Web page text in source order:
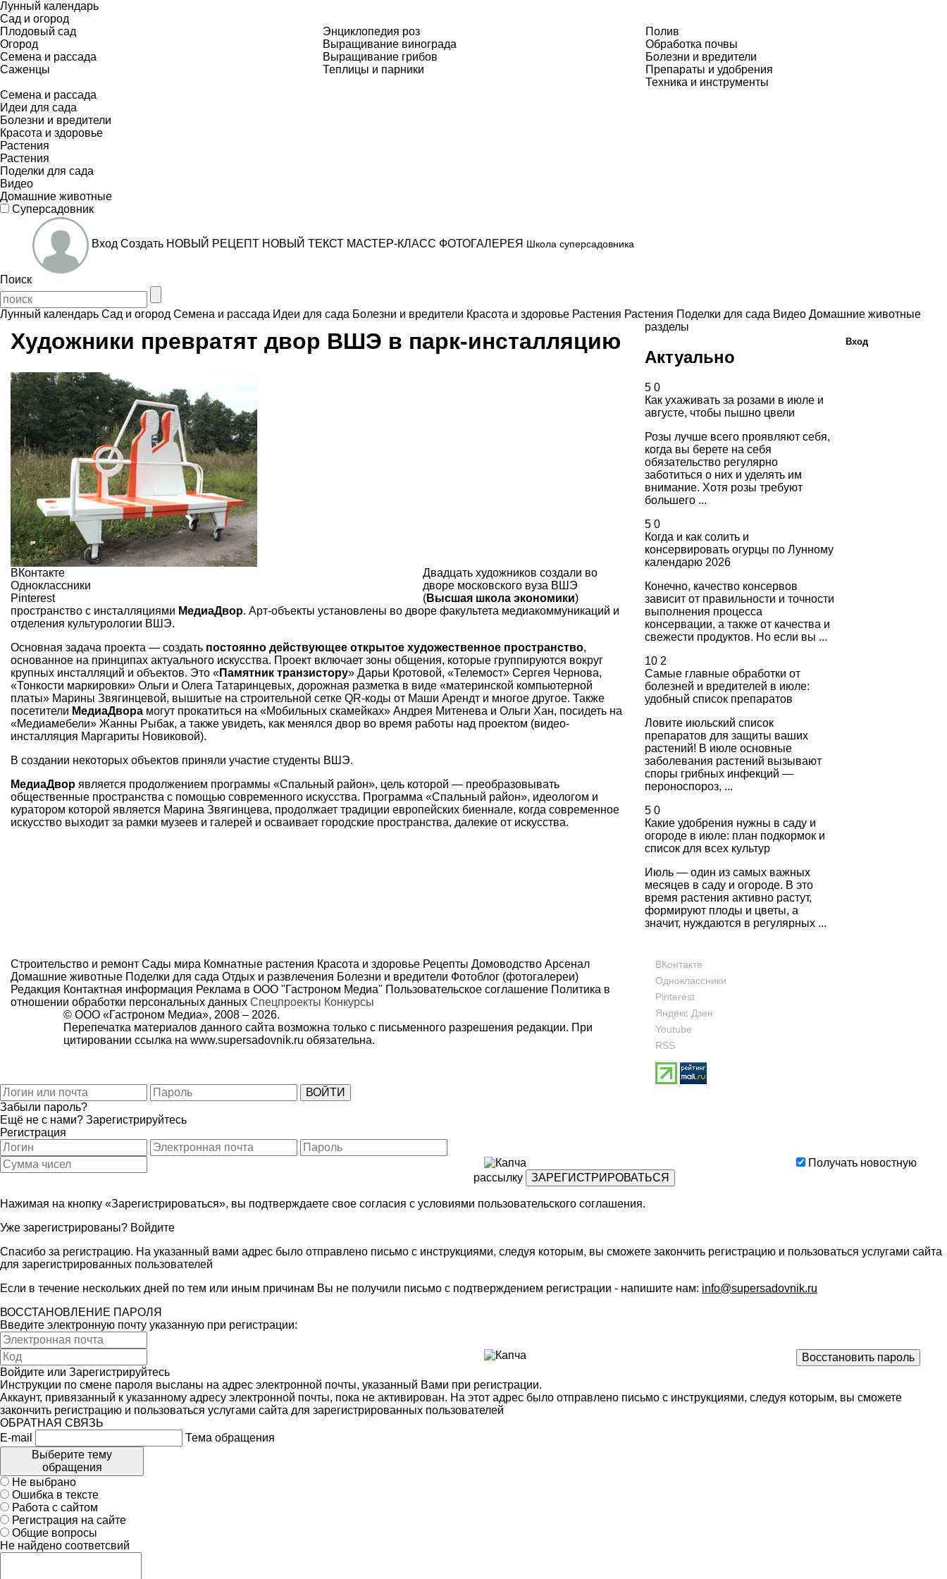
Лунный календарь
Сад и огород
Плодовый сад
Огород
Семена и рассада
Саженцы
Энциклопедия роз
Выращивание винограда
Выращивание грибов
Теплицы и парники
Полив
Обработка почвы
Болезни и вредители
Препараты и удобрения
Техника и инструменты
Семена и рассада
Идеи для сада
Болезни и вредители
Красота и здоровье
Растения
Растения
Поделки для сада
Видео
Домашние животные
Суперсадовник
Вход Создать НОВЫЙ РЕЦЕПТ НОВЫЙ ТЕКСТ МАСТЕР-КЛАСС ФОТОГАЛЕРЕЯ Школа суперсадовника
Поиск
Лунный календарь Сад и огород Семена и рассада Идеи для сада Болезни и вредители Красота и здоровье Растения Растения Поделки для сада Видео Домашние животные
Художники превратят двор ВШЭ в парк-инсталляцию
ВКонтакте
Одноклассники
Pinterest
Двадцать художников создали во
дворе московского вуза ВШЭ
(Высшая школа экономики)
пространство с инсталляциями МедиаДвор. Арт-объекты установлены во дворе факультета медиакоммуникаций и
отделения культурологии ВШЭ.
Основная задача проекта — создать постоянно действующее открытое художественное пространство,
основанное на принципах актуального искусства. Проект включает зоны общения, которые группируются вокруг
крупных инсталляций и объектов. Это «Памятник транзистору» Дарьи Кротовой, «Телемост» Сергея Чернова,
«Тонкости маркировки» Ольги и Олега Татаринцевых, дорожная разметка в виде «материнской компьютерной
платы» Марины Звягинцевой, вышитые на строительной сетке QR-коды от Маши Арендт и многое другое. Также
посетители МедиаДвора могут прокатиться на «Мобильных скамейках» Андрея Митенева и Ольги Хан, посидеть на
«Медиамебели» Жанны Рыбак, а также увидеть, как менялся двор во время работы над проектом (видео-
инсталляция Маргариты Новиковой).
В создании некоторых объектов приняли участие студенты ВШЭ.
МедиаДвор является продолжением программы «Спальный район», цель которой — преобразовывать
общественные пространства с помощью современного искусства. Программа «Спальный район», идеологом и
куратором которой является Марина Звягинцева, продолжает традиции европейских биеннале, когда современное
искусство выходит за рамки музеев и галерей и осваивает городские пространства, далекие от искусства.
разделы
Актуально
5 0
Как ухаживать за розами в июле и
августе, чтобы пышно цвели
Розы лучше всего проявляют себя,
когда вы берете на себя
обязательство регулярно
заботиться о них и уделять им
внимание. Хотя розы требуют
большего ...
5 0
Когда и как солить и
консервировать огурцы по Лунному
календарю 2026
Конечно, качество консервов
зависит от правильности и точности
выполнения процесса
консервации, а также от качества и
свежести продуктов. Но если вы ...
10 2
Самые главные обработки от
болезней и вредителей в июле:
удобный список препаратов
Ловите июльский список
препаратов для защиты ваших
растений! В июле основные
заболевания растений вызывают
споры грибных инфекций —
пероноспороз, ...
5 0
Какие удобрения нужны в саду и
огороде в июле: план подкормок и
список для всех культур
Июль — один из самых важных
месяцев в саду и огороде. В это
время растения активно растут,
формируют плоды и цветы, а
значит, нуждаются в регулярных ...
Строительство и ремонт Сады мира Комнатные растения Красота и здоровье Рецепты Домоводство Арсенал
Домашние животные Поделки для сада Отдых и развлечения Болезни и вредители Фотоблог (фотогалереи)
Редакция Контактная информация Реклама в ООО "Гастроном Медиа" Пользовательское соглашение Политика в
отношении обработки персональных данных Спецпроекты Конкурсы
© ООО «Гастроном Медиа», 2008 – 2026.
Перепечатка материалов данного сайта возможна только с письменного разрешения редакции. При
цитировании ссылка на www.supersadovnik.ru обязательна.
ВКонтакте
Одноклассники
Pinterest
Яндекс Дзен
Youtube
RSS
Вход
Забыли пароль?
Ещё не с нами? Зарегистрируйтесь
Регистрация
Получать новостную
рассылку
Нажимая на кнопку «Зарегистрироваться», вы подтверждаете свое согласия с условиями пользовательского соглашения.
Уже зарегистрированы? Войдите
Спасибо за регистрацию. На указанный вами адрес было отправлено письмо с инструкциями, следуя которым, вы сможете закончить регистрацию и пользоваться услугами сайта
для зарегистрированных пользователей
Если в течение нескольких дней по тем или иным причинам Вы не получили письмо с подтверждением регистрации - напишите нам: info@supersadovnik.ru
ВОССТАНОВЛЕНИЕ ПАРОЛЯ
Введите электронную почту указанную при регистрации:
Войдите или Зарегистрируйтесь
Инструкции по смене пароля высланы на адрес электронной почты, указанный Вами при регистрации.
Аккаунт, привязанный к указанному адресу электронной почты, пока не активирован. На этот адрес было отправлено письмо с инструкциями, следуя которым, вы сможете
закончить регистрацию и пользоваться услугами сайта для зарегистрированных пользователей
ОБРАТНАЯ СВЯЗЬ
E-mail
Тема обращения
Выберите тему
обращения
Не выбрано
Ошибка в тексте
Работа с сайтом
Регистрация на сайте
Общие вопросы
Не найдено соответсвий